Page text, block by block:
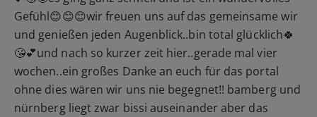
Gefühl😊😊😊wir freuen uns auf das gemeinsame wir
und genießen jeden Augenblick..bin total glücklich🍀
😘💕und nach so kurzer zeit hier..gerade mal vier
wochen..ein großes Danke an euch für das portal
ohne dies wären wir uns nie begegnet!! bamberg und
nürnberg liegt zwar bissi auseinander aber das